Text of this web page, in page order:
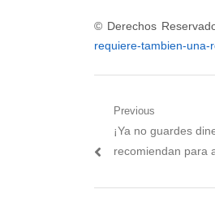
© Derechos
requiere-tambien-una-
Navegación
de
Previous
Previous
post:
¡Ya no guardes
recomiendan para